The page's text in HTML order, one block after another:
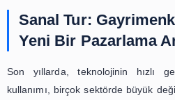
teknolojisi arşivlerde
kaynaklara daha kolay